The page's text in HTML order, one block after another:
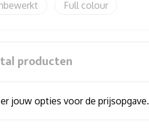
Full colour
producten
jouw opties voor de prijsopgave.